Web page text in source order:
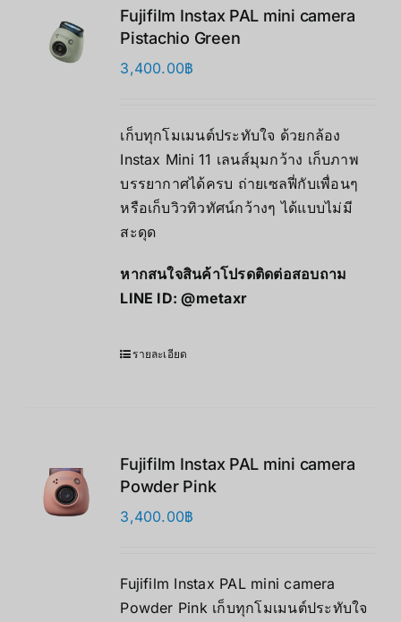
Fujifilm Instax PAL mini camera
Pistachio Green
3,400.00฿
เก็บทุกโมเมนต์ประทับใจ ด้วยกล้อง
Instax Mini 11 เลนส์มุมกว้าง เก็บภาพ
บรรยากาศได้ครบ ถ่ายเซลฟี่กับเพื่อนๆ
หรือเก็บวิวทิวทัศน์กว้างๆ ได้แบบไม่มี
สะดุด
หากสนใจสินค้าโปรดติดต่อสอบถาม
LINE ID:@metaxr
รายละเอียด
Fujifilm Instax PAL mini camera
Powder Pink
3,400.00฿
Fujifilm Instax PAL mini camera
Powder Pink เก็บทุกโมเมนต์ประทับใจ